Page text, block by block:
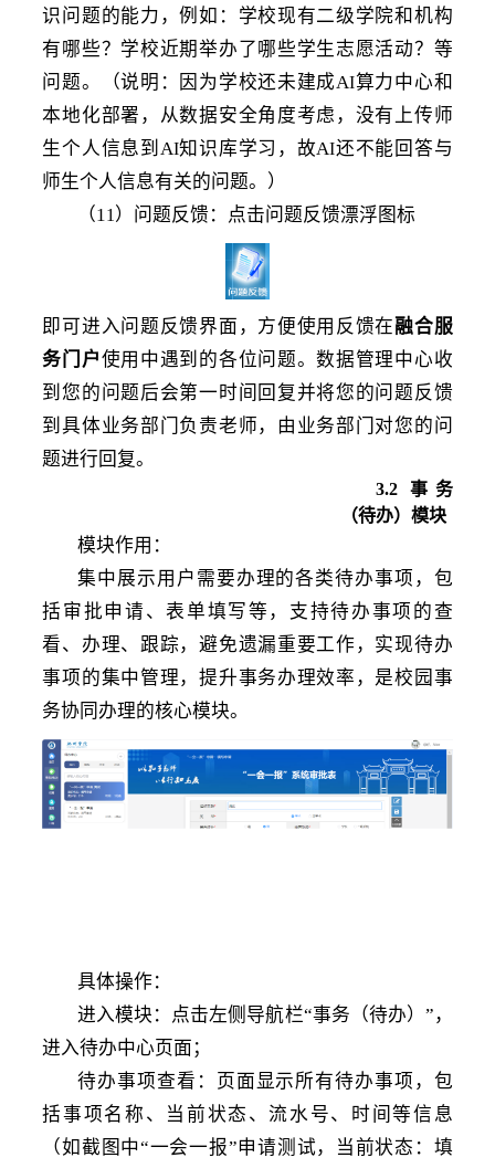
识问题的能力，例如：学校现有二级学院和机构
有哪些？学校近期举办了哪些学生志愿活动？等
问题。（说明：因为学校还未建成AI算力中心和
本地化部署，从数据安全角度考虑，没有上传师
生个人信息到 AI知识库学习，故AI还不能回答与
师生个人信息有关的问题。）
（11 ）问题反馈：点击问题反馈漂浮图标
即可进入问题反馈界面，方便使用反馈在融合服
务门户使用中遇到的各位问题。数据管理中心收
到您的问题后会第一时间回复并将您的问题反馈
到具体业务部门负责老师，由业务部门对您的问
题进行回复。
3.2 事务
（待办）模块
模块作用 ：
集中展示用户需要办理的各类待办事项，包
括审批申请、表单填写等，支持待办事项的查
看、办理、跟踪，避免遗漏重要工作，实现待办
事项的集中管理，提升事务办理效率，是校园事
务协同办理的核心模块。
具体操作：
进入模块：点击左侧导航栏“事务（待办）”，
进入待办中心页面；
待办事项查看：页面显示所有待办事项，包
括事项名称、当前状态、流水号、时间等信息
（如截图中“一会一报”申请测试，当前状态：填